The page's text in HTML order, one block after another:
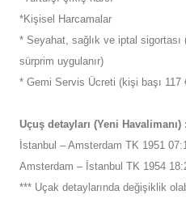
*Kişisel Harcamalar
* Seyahat, sağlık ve iptal
sürprim uygulanır)
* Gemi Servis Ücreti (kişi başı 117
Uçuş detayları (Yeni Havalimanı) :
İstanbul – Amsterdam TK 1951
Amsterdam – İstanbul TK 1954
*** Uçak detaylarında değişiklik